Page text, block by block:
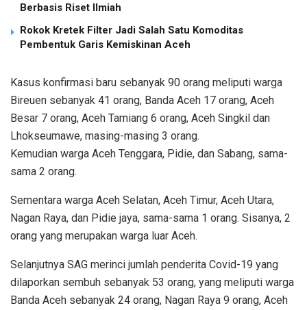
Berbasis Riset Ilmiah
Rokok Kretek Filter Jadi Salah Satu Komoditas
Pembentuk Garis Kemiskinan Aceh
Kasus konfirmasi baru sebanyak 90 orang meliputi warga
Bireuen sebanyak 41 orang, Banda Aceh 17 orang, Aceh
Besar 7 orang, Aceh Tamiang 6 orang, Aceh Singkil dan
Lhokseumawe, masing-masing 3 orang.
Kemudian warga Aceh Tenggara, Pidie, dan Sabang, sama-
sama 2 orang.
Sementara warga Aceh Selatan, Aceh Timur, Aceh Utara,
Nagan Raya, dan Pidie jaya, sama-sama 1 orang. Sisanya, 2
orang yang merupakan warga luar Aceh.
Selanjutnya SAG merinci jumlah penderita Covid-19 yang
dilaporkan sembuh sebanyak 53 orang, yang meliputi warga
Banda Aceh sebanyak 24 orang, Nagan Raya 9 orang, Aceh